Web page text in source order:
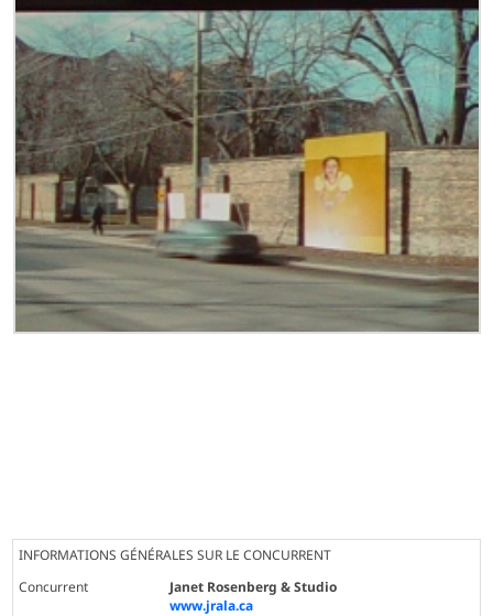
INFORMATIONS GÉNÉRALES SUR LE CONCURRENT
Concurrent
Janet Rosenberg & Studio
www.jrala.ca